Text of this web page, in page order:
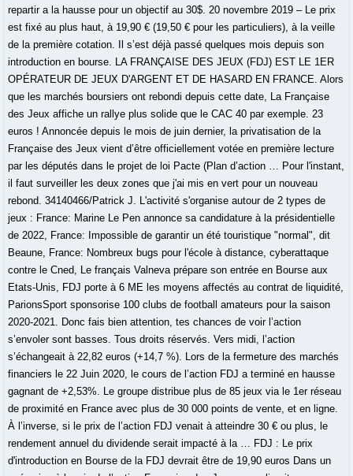
repartir a la hausse pour un objectif au 30$. 20 novembre 2019 – Le prix
est fixé au plus haut, à 19,90 € (19,50 € pour les particuliers), à la veille
de la première cotation. Il s’est déjà passé quelques mois depuis son
introduction en bourse. LA FRANÇAISE DES JEUX (FDJ) EST LE 1ER
OPÉRATEUR DE JEUX D'ARGENT ET DE HASARD EN FRANCE. Alors
que les marchés boursiers ont rebondi depuis cette date, La Française
des Jeux affiche un rallye plus solide que le CAC 40 par exemple. 23
euros ! Annoncée depuis le mois de juin dernier, la privatisation de la
Française des Jeux vient d’être officiellement votée en première lecture
par les députés dans le projet de loi Pacte (Plan d’action … Pour l'instant,
il faut surveiller les deux zones que j'ai mis en vert pour un nouveau
rebond. 34140466/Patrick J. L'activité s'organise autour de 2 types de
jeux : France: Marine Le Pen annonce sa candidature à la présidentielle
de 2022, France: Impossible de garantir un été touristique "normal", dit
Beaune, France: Nombreux bugs pour l'école à distance, cyberattaque
contre le Cned, Le français Valneva prépare son entrée en Bourse aux
Etats-Unis, FDJ porte à 6 ME les moyens affectés au contrat de liquidité,
ParionsSport sponsorise 100 clubs de football amateurs pour la saison
2020-2021. Donc fais bien attention, tes chances de voir l’action
s’envoler sont basses. Tous droits réservés. Vers midi, l’action
s’échangeait à 22,82 euros (+14,7 %). Lors de la fermeture des marchés
financiers le 22 Juin 2020, le cours de l’action FDJ a terminé en hausse
gagnant de +2,53%. Le groupe distribue plus de 85 jeux via le 1er réseau
de proximité en France avec plus de 30 000 points de vente, et en ligne.
À l’inverse, si le prix de l’action FDJ venait à atteindre 30 € ou plus, le
rendement annuel du dividende serait impacté à la … FDJ : Le prix
d'introduction en Bourse de la FDJ devrait être de 19,90 euros Dans un